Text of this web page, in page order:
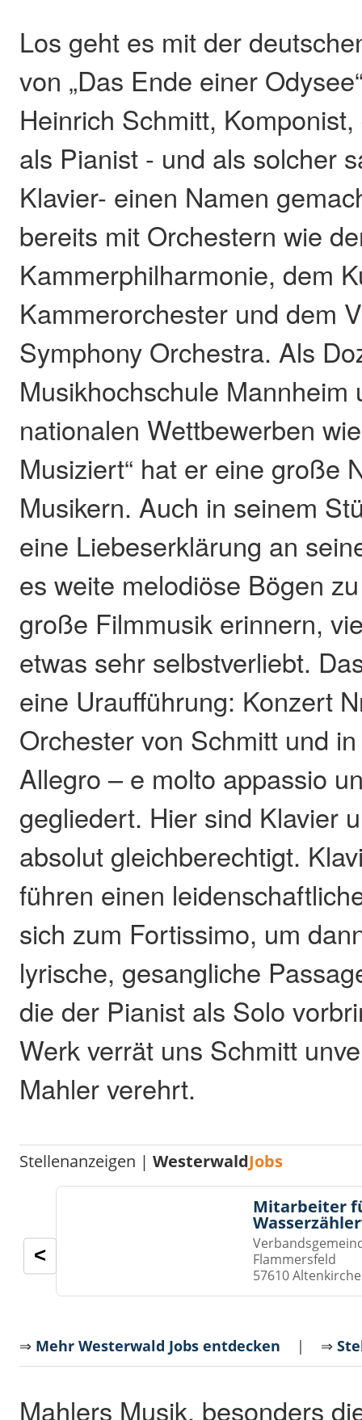
Los geht es mit der
von „Das Ende einer
Heinrich Schmitt,
als Pianist - und als solcher
Klavier- einen Namen
bereits mit Orchestern wie
Kammerphilharmonie, dem
Kammerorchester und dem
Symphony Orchestra. Als
Musikhochschule Mannheim
nationalen Wettbewerben
Musiziert“ hat er eine große
Musikern. Auch in seinem
eine Liebeserklärung an
es weite melodiöse Bögen
große Filmmusik erinnern,
etwas sehr selbstverliebt.
eine Uraufführung: Konzert
Orchester von Schmitt und
Allegro – e molto appassio
gegliedert. Hier sind Klavier
absolut gleichberechtigt.
führen einen
sich zum Fortissimo, um
lyrische, gesangliche
die der Pianist als Solo
Werk verrät uns Schmitt
Mahler verehrt.
Stellenanzeigen |WesterwaldJobs
Mitarbeiter
Flammersfeld
57610
<
⇒ Mehr Westerwald Jobs entdecken | ⇒
Mahlers Musik, besonders